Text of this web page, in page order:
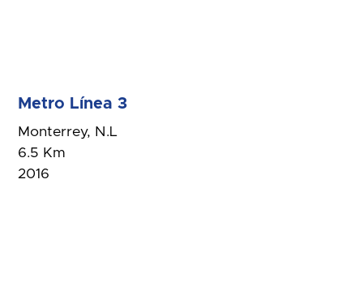
Metro Línea 3
Monterrey, N.L
6.5 Km
2016